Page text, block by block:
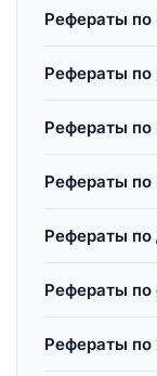
Рефераты по
Рефераты по
Рефераты по
Рефераты по
Рефераты по
Рефераты по
Рефераты по